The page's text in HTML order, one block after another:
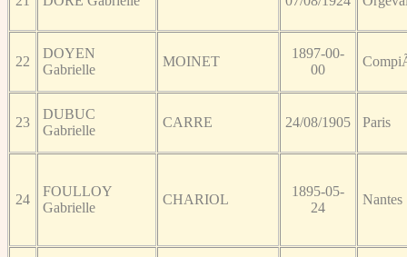
22
DOYEN
Gabrielle
MOINET
1897-00-
00
23
DUBUC
Gabrielle
CARRE 24/08/1905 Paris
24
FOULLOY
Gabrielle
CHARIOL
1895-05-
24
Nantes